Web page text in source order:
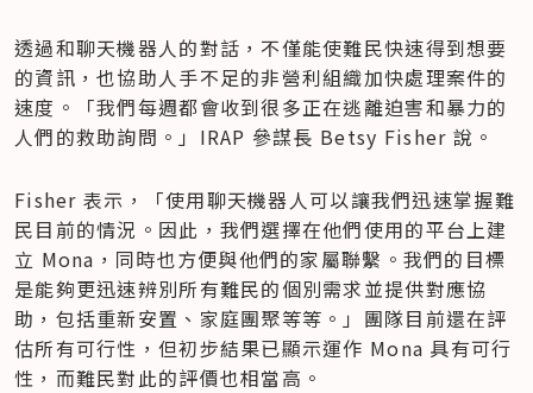
透過和聊天機器人的對話，不僅能使難民快速得到想要
的資訊，也協助人手不足的非營利組織加快處理案件的
速度。「我們每週都會收到很多正在逃離迫害和暴力的
人們的救助詢問。」IRAP 參謀長 Betsy Fisher 說。
Fisher 表示，「使用聊天機器人可以讓我們迅速掌握難
民目前的情況。因此，我們選擇在他們使用的平台上建
立 Mona，同時也方便與他們的家屬聯繫。我們的目標
是能夠更迅速辨別所有難民的個別需求並提供對應協
助，包括重新安置、家庭團聚等等。」團隊目前還在評
估所有可行性，但初步結果已顯示運作 Mona 具有可行
性，而難民對此的評價也相當高。